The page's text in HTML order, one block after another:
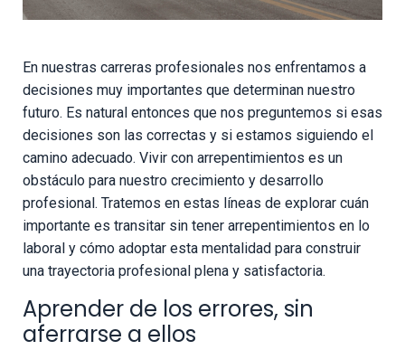
En nuestras carreras profesionales nos enfrentamos a
decisiones muy importantes que determinan nuestro
futuro. Es natural entonces que nos preguntemos si esas
decisiones son las correctas y si estamos siguiendo el
camino adecuado. Vivir con arrepentimientos es un
obstáculo para nuestro crecimiento y desarrollo
profesional. Tratemos en estas líneas de explorar cuán
importante es transitar sin tener arrepentimientos en lo
laboral y cómo adoptar esta mentalidad para construir
una trayectoria profesional plena y satisfactoria.
Aprender de los errores, sin
aferrarse a ellos